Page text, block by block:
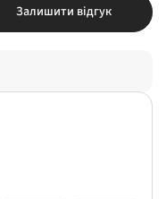
Залишити відгук